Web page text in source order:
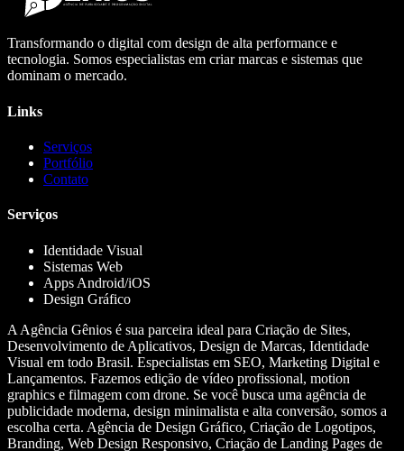
Transformando o digital com design de alta performance e
tecnologia. Somos especialistas em criar marcas e sistemas que
dominam o mercado.
Links
Serviços
Portfólio
Contato
Serviços
Identidade Visual
Sistemas Web
Apps Android/iOS
Design Gráfico
A Agência Gênios é sua parceira ideal para Criação de Sites,
Desenvolvimento de Aplicativos, Design de Marcas, Identidade
Visual em todo Brasil. Especialistas em SEO, Marketing Digital e
Lançamentos. Fazemos edição de vídeo profissional, motion
graphics e filmagem com drone. Se você busca uma agência de
publicidade moderna, design minimalista e alta conversão, somos a
escolha certa. Agência de Design Gráfico, Criação de Logotipos,
Branding, Web Design Responsivo, Criação de Landing Pages de